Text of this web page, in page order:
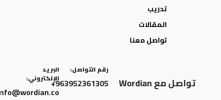
تدريب
المقالات
تواصل معنا
تواصل مع Wordian
رقم التواصل:
963952361305+
البريد
الإلكتروني:
info@wordian.co